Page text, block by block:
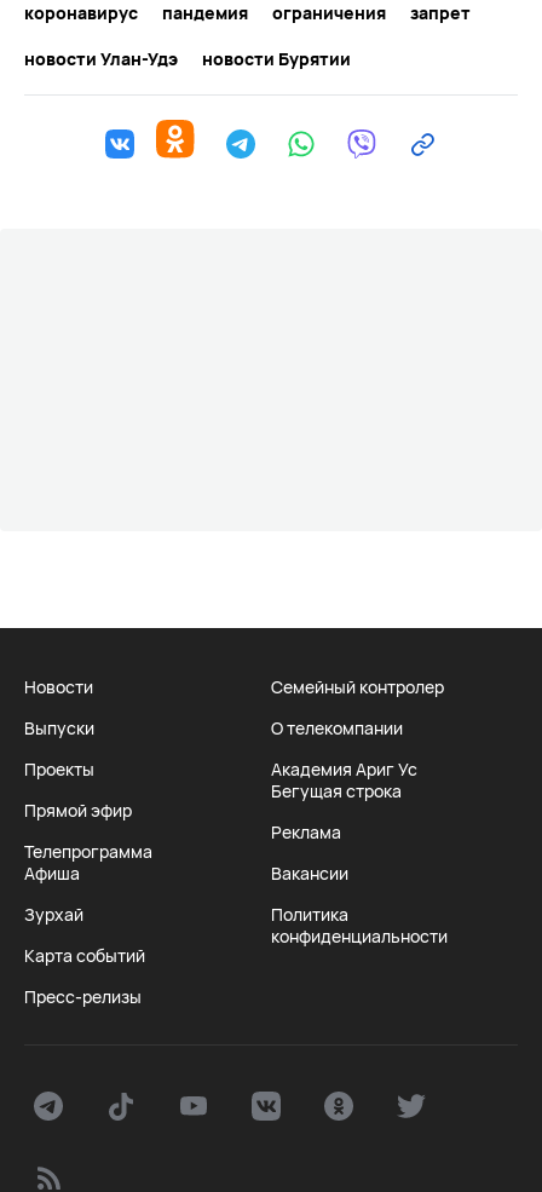
коронавирус пандемия ограничения
запрет
новости Улан-Удэ
новости Бурятии
Новости
Выпуски
Проекты
Прямой эфир
Телепрограмма
Афиша
Зурхай
Карта событий
Пресс-релизы
Семейный контролер
О телекомпании
Академия Ариг Ус
Бегущая строка
Реклама
Вакансии
Политика
конфиденциальности